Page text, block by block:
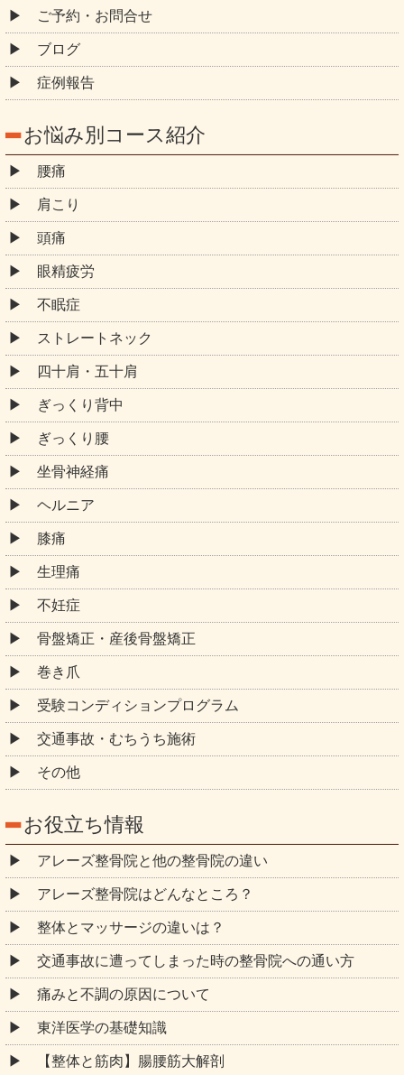
ご予約・お問合せ
ブログ
症例報告
お悩み別コース紹介
腰痛
肩こり
頭痛
眼精疲労
不眠症
ストレートネック
四十肩・五十肩
ぎっくり背中
ぎっくり腰
坐骨神経痛
ヘルニア
膝痛
生理痛
不妊症
骨盤矯正・産後骨盤矯正
巻き爪
受験コンディションプログラム
交通事故・むちうち施術
その他
お役立ち情報
アレーズ整骨院と他の整骨院の違い
アレーズ整骨院はどんなところ？
整体とマッサージの違いは？
交通事故に遭ってしまった時の整骨院への通い方
痛みと不調の原因について
東洋医学の基礎知識
【整体と筋肉】腸腰筋大解剖